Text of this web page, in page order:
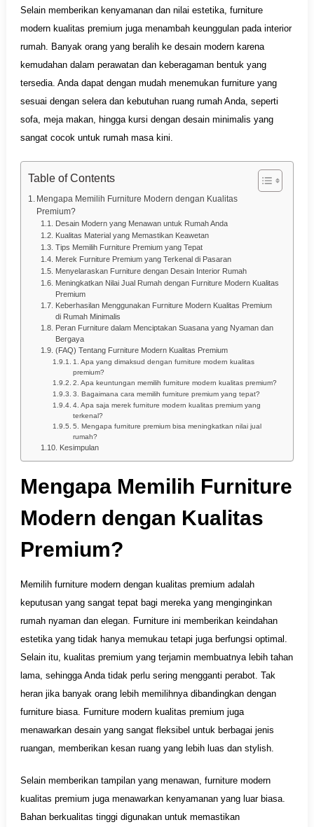
Selain memberikan kenyamanan dan nilai estetika, furniture
modern kualitas premium juga menambah keunggulan pada interior
rumah. Banyak orang yang beralih ke desain modern karena
kemudahan dalam perawatan dan keberagaman bentuk yang
tersedia. Anda dapat dengan mudah menemukan furniture yang
sesuai dengan selera dan kebutuhan ruang rumah Anda, seperti
sofa, meja makan, hingga kursi dengan desain minimalis yang
sangat cocok untuk rumah masa kini.
Table of Contents
Mengapa Memilih Furniture Modern dengan Kualitas
Premium?
Desain Modern yang Menawan untuk Rumah Anda
Kualitas Material yang Memastikan Keawetan
Tips Memilih Furniture Premium yang Tepat
Merek Furniture Premium yang Terkenal di Pasaran
Menyelaraskan Furniture dengan Desain Interior Rumah
Meningkatkan Nilai Jual Rumah dengan Furniture Modern Kualitas
Premium
Keberhasilan Menggunakan Furniture Modern Kualitas Premium
di Rumah Minimalis
Peran Furniture dalam Menciptakan Suasana yang Nyaman dan
Bergaya
(FAQ) Tentang Furniture Modern Kualitas Premium
1. Apa yang dimaksud dengan furniture modern kualitas
premium?
2. Apa keuntungan memilih furniture modern kualitas premium?
3. Bagaimana cara memilih furniture premium yang tepat?
4. Apa saja merek furniture modern kualitas premium yang
terkenal?
5. Mengapa furniture premium bisa meningkatkan nilai jual
rumah?
Kesimpulan
Mengapa Memilih Furniture
Modern dengan Kualitas
Premium?
Memilih furniture modern dengan kualitas premium adalah
keputusan yang sangat tepat bagi mereka yang menginginkan
rumah nyaman dan elegan. Furniture ini memberikan keindahan
estetika yang tidak hanya memukau tetapi juga berfungsi optimal.
Selain itu, kualitas premium yang terjamin membuatnya lebih tahan
lama, sehingga Anda tidak perlu sering mengganti perabot. Tak
heran jika banyak orang lebih memilihnya dibandingkan dengan
furniture biasa. Furniture modern kualitas premium juga
menawarkan desain yang sangat fleksibel untuk berbagai jenis
ruangan, memberikan kesan ruang yang lebih luas dan stylish.
Selain memberikan tampilan yang menawan, furniture modern
kualitas premium juga menawarkan kenyamanan yang luar biasa.
Bahan berkualitas tinggi digunakan untuk memastikan